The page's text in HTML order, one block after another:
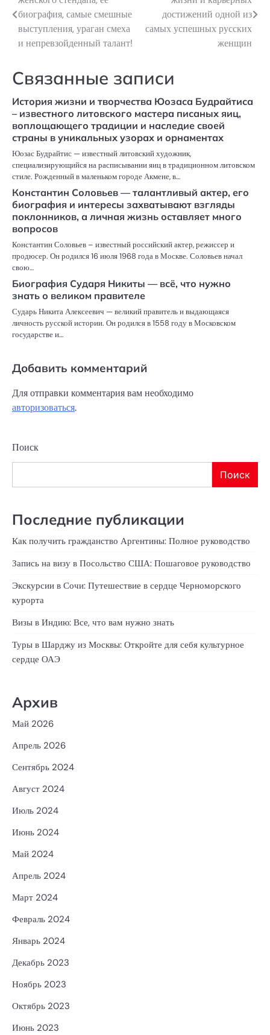
по
записям
биография, самые смешные
выступления, ураган смеха
и непревзойденный талант!
достижений одной из
самых успешных русских
женщин
Связанные записи
История жизни и творчества Юозаса Будрайтиса
– известного литовского мастера писаных яиц,
воплощающего традиции и наследие своей
страны в уникальных узорах и орнаментах
Юозас Будрайтис — известный литовский художник,
специализирующийся на расписывании яиц в традиционном литовском
стиле. Рожденный в маленьком городе Акмене, в…
Константин Соловьев — талантливый актер, его
биография и интересы захватывают взгляды
поклонников, а личная жизнь оставляет много
вопросов
Константин Соловьев – известный российский актер, режиссер и
продюсер. Он родился 16 июля 1968 года в Москве. Соловьев начал
свою…
Биография Сударя Никиты — всё, что нужно
знать о великом правителе
Сударь Никита Алексеевич — великий правитель и выдающаяся
личность русской истории. Он родился в 1558 году в Московском
государстве и…
Добавить комментарий
Для отправки комментария вам необходимо
авторизоваться.
Поиск
Поиск
Последние публикации
Как получить гражданство Аргентины: Полное руководство
Запись на визу в Посольство США: Пошаговое руководство
Экскурсии в Сочи: Путешествие в сердце Черноморского
курорта
Визы в Индию: Все, что вам нужно знать
Туры в Шарджу из Москвы: Откройте для себя культурное
сердце ОАЭ
Архив
Май 2026
Апрель 2026
Сентябрь 2024
Август 2024
Июль 2024
Июнь 2024
Май 2024
Апрель 2024
Март 2024
Февраль 2024
Январь 2024
Декабрь 2023
Ноябрь 2023
Октябрь 2023
Июнь 2023